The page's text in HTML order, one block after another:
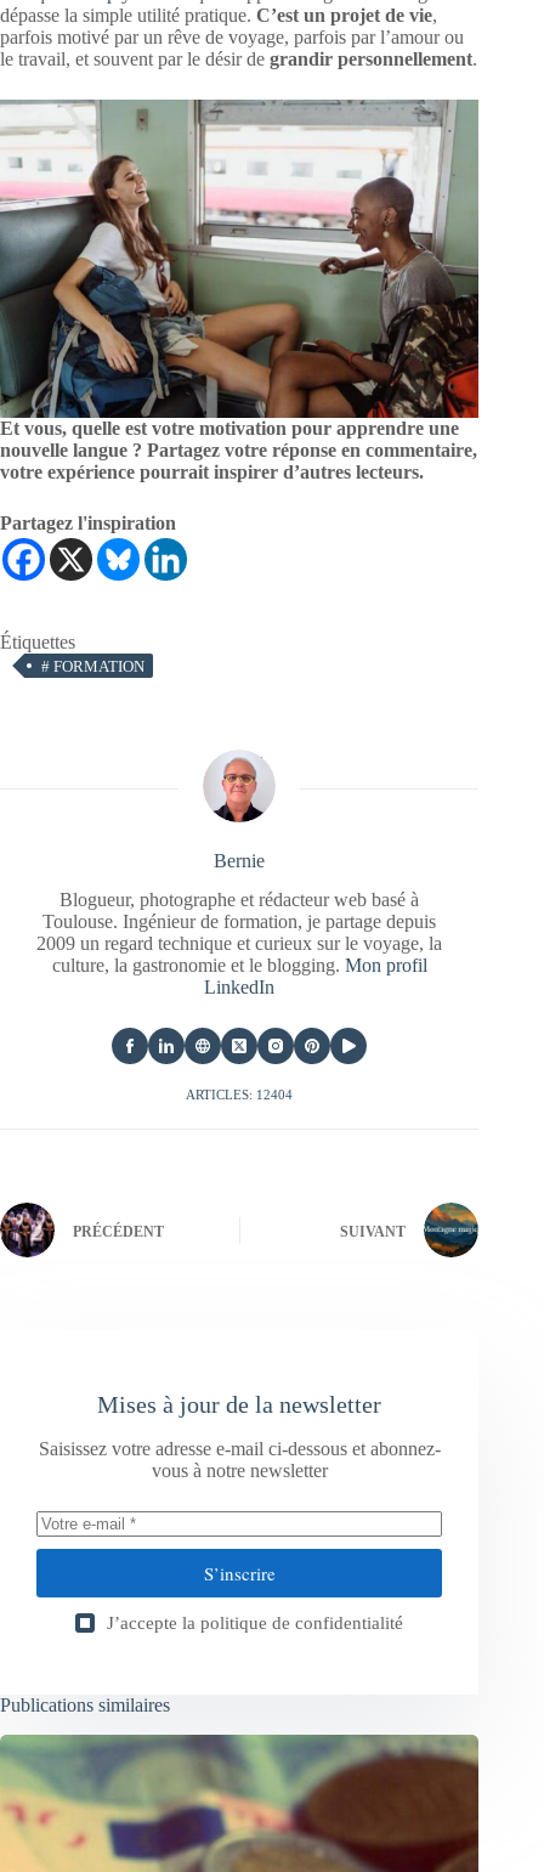
dépasse la simple utilité pratique. C’est un projet de vie,
parfois motivé par un rêve de voyage, parfois par l’amour ou
le travail, et souvent par le désir de grandir personnellement.
Et vous, quelle est votre motivation pour apprendre une
nouvelle langue ? Partagez votre réponse en commentaire,
votre expérience pourrait inspirer d’autres lecteurs.
Partagez l'inspiration
Étiquettes
# FORMATION
Bernie
Blogueur, photographe et rédacteur web basé à
Toulouse. Ingénieur de formation, je partage depuis
2009 un regard technique et curieux sur le voyage, la
culture, la gastronomie et le blogging. Mon profil
LinkedIn
ARTICLES: 12404
PRÉCÉDENT SUIVANT
Mises à jour de la newsletter
Saisissez votre adresse e-mail ci-dessous et abonnez-
vous à notre newsletter
S’inscrire
J’accepte la politique de confidentialité
Publications similaires